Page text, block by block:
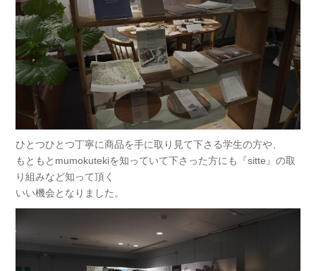
ひとつひとつ丁寧に商品を手に取り見て下さる学生の方や、
もともとmumokutekiを知っていて下さった方にも『sitte』の取
り組みなど知って頂く
いい機会となりました。